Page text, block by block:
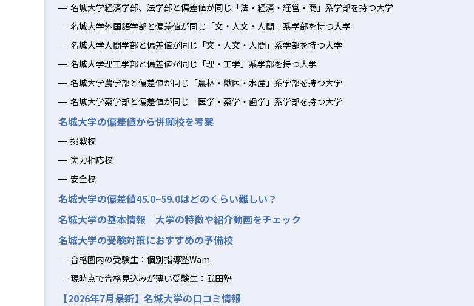
名城大学経済学部、法学部と偏差値が同じ「法・経済・経営・商」系学部を持つ大学
名城大学外国語学部と偏差値が同じ「文・人文・人間」系学部を持つ大学
名城大学人間学部と偏差値が同じ「文・人文・人間」系学部を持つ大学
名城大学理工学部と偏差値が同じ「理・工学」系学部を持つ大学
名城大学農学部と偏差値が同じ「農林・獣医・水産」系学部を持つ大学
名城大学薬学部と偏差値が同じ「医学・薬学・歯学」系学部を持つ大学
名城大学の偏差値から併願校を考案
挑戦校
実力相応校
安全校
名城大学の偏差値45.0~59.0はどのくらい難しい？
名城大学の基本情報｜大学の特徴や紹介動画をチェック
名城大学の受験対策におすすめの予備校
合格圏内の受験生：個別指導塾Wam
現時点で合格見込みが薄い受験生：武田塾
【2026年7月最新】名城大学の口コミ情報